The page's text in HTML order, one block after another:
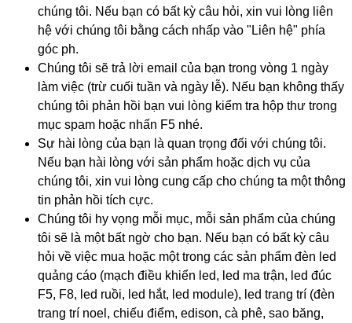
chúng tôi. Nếu bạn có bất kỳ câu hỏi, xin vui lòng liên
hệ với chúng tôi bằng cách nhấp vào "Liên hệ" phía
góc ph.
Chúng tôi sẽ trả lời email của bạn trong vòng 1 ngày
làm việc (trừ cuối tuần và ngày lễ). Nếu bạn không thấy
chúng tôi phản hồi bạn vui lòng kiểm tra hộp thư trong
mục spam hoặc nhấn F5 nhé.
Sự hài lòng của bạn là quan trọng đối với chúng tôi.
Nếu bạn hài lòng với sản phẩm hoặc dịch vụ của
chúng tôi, xin vui lòng cung cấp cho chúng ta một thông
tin phản hồi tích cực.
Chúng tôi hy vọng mỗi mục, mỗi sản phẩm của chúng
tôi sẽ là một bất ngờ cho bạn. Nếu bạn có bất kỳ câu
hỏi về việc mua hoặc một trong các sản phẩm đèn led
quảng cáo (mạch điều khiển led, led ma trận, led đúc
F5, F8, led ruồi, led hắt, led module), led trang trí (đèn
trang trí noel, chiếu điểm, edison, cà phê, sao băng,